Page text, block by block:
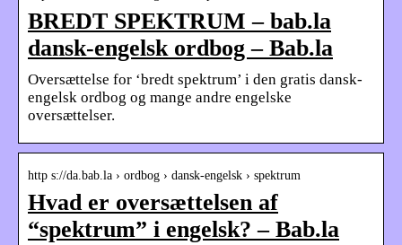
BREDT SPEKTRUM – bab.la
dansk-engelsk ordbog – Bab.la
Oversættelse for ‘bredt spektrum’ i den gratis dansk-
engelsk ordbog og mange andre engelske
oversættelser.
http s://da.bab.la › ordbog › dansk-engelsk › spektrum
Hvad er oversættelsen af
“spektrum” i engelsk? – Bab.la